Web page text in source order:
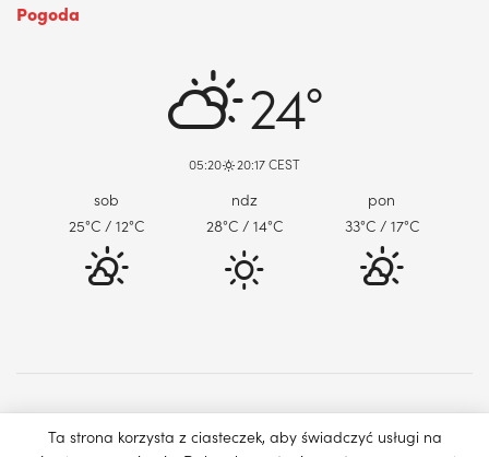
Pogoda
24°
05:20 20:17 CEST
sob ndz
pon
25°C / 12°C 28°C/ 14°C 33°C/ 17°C
Ta strona korzysta z ciasteczek, aby świadczyć usługi na